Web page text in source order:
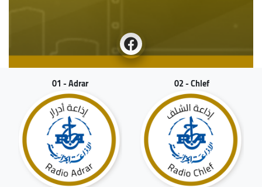
01 - Adrar 02 - Chlef